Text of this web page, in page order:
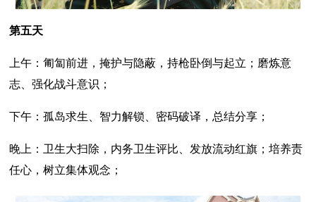
第五天
上午：匍匐前进，掩护与隐蔽，持枪卧倒与起立；磨炼意
志、强化战斗意识；
下午：孤岛求生、智力解锁、密码破译，总结分享；
晚上：卫生大扫除，内务卫生评比、发放流动红旗；培养责
任心，树立集体观念；